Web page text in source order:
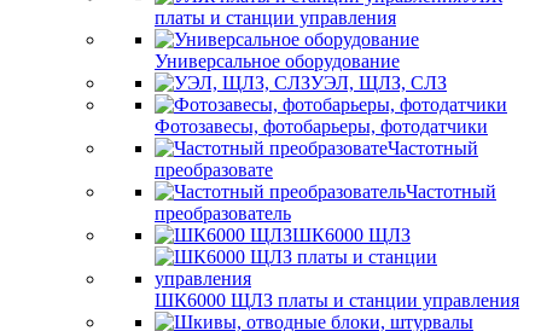
платы и станции управления
Универсальное оборудование
УЭЛ, ЩЛЗ, СЛЗ
Фотозавесы, фотобарьеры, фотодатчики
Частотный
преобразовате
Частотный
преобразователь
ШК6000 ЩЛЗ
ШК6000 ЩЛЗ платы и станции управления